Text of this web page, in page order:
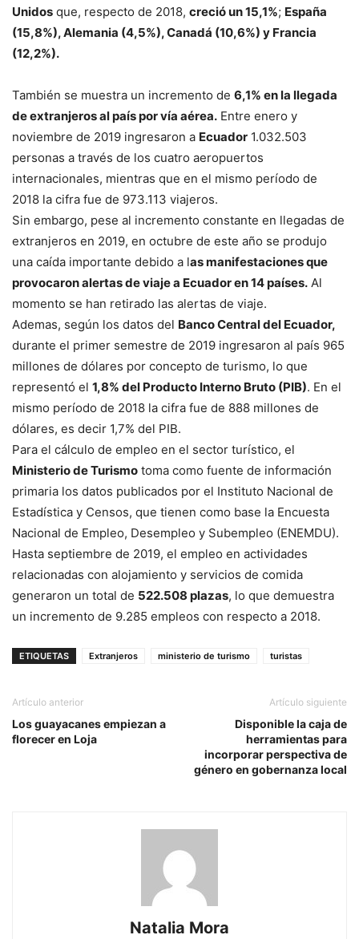
Unidos que, respecto de 2018, creció un 15,1%; España
(15,8%), Alemania (4,5%), Canadá (10,6%) y Francia
(12,2%).
También se muestra un incremento de 6,1% en la llegada
de extranjeros al país por vía aérea. Entre enero y
noviembre de 2019 ingresaron a Ecuador 1.032.503
personas a través de los cuatro aeropuertos
internacionales, mientras que en el mismo período de
2018 la cifra fue de 973.113 viajeros.
Sin embargo, pese al incremento constante en llegadas de
extranjeros en 2019, en octubre de este año se produjo
una caída importante debido a las manifestaciones que
provocaron alertas de viaje a Ecuador en 14 países. Al
momento se han retirado las alertas de viaje.
Ademas, según los datos del Banco Central del Ecuador,
durante el primer semestre de 2019 ingresaron al país 965
millones de dólares por concepto de turismo, lo que
representó el 1,8% del Producto Interno Bruto (PIB). En el
mismo período de 2018 la cifra fue de 888 millones de
dólares, es decir 1,7% del PIB.
Para el cálculo de empleo en el sector turístico, el
Ministerio de Turismo toma como fuente de información
primaria los datos publicados por el Instituto Nacional de
Estadística y Censos, que tienen como base la Encuesta
Nacional de Empleo, Desempleo y Subempleo (ENEMDU).
Hasta septiembre de 2019, el empleo en actividades
relacionadas con alojamiento y servicios de comida
generaron un total de 522.508 plazas, lo que demuestra
un incremento de 9.285 empleos con respecto a 2018.
ETIQUETAS Extranjeros ministerio de turismo turistas
Artículo anterior
Los guayacanes empiezan a
florecer en Loja
Artículo siguiente
Disponible la caja de
herramientas para
incorporar perspectiva de
género en gobernanza local
Natalia Mora